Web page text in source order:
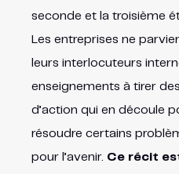
seconde et la troisième
Les entreprises ne
leurs interlocuteurs
enseignements à tirer
d’action qui en découle
résoudre certains
pour l’avenir. Ce récit